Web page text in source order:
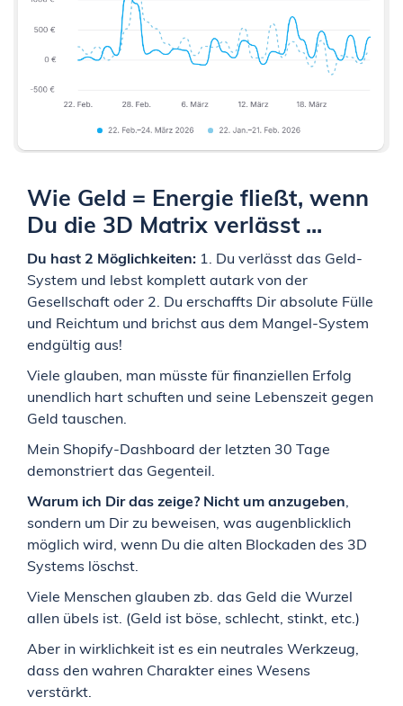
Wie Geld = Energie fließt, wenn
Du die 3D Matrix verlässt ...
Du hast 2 Möglichkeiten: 1. Du verlässt das Geld-
System und lebst komplett autark von der
Gesellschaft oder 2. Du erschaffts Dir absolute Fülle
und Reichtum und brichst aus dem Mangel-System
endgültig aus!
Viele glauben, man müsste für finanziellen Erfolg
unendlich hart schuften und seine Lebenszeit gegen
Geld tauschen.
Mein Shopify-Dashboard der letzten 30 Tage
demonstriert das Gegenteil.
Warum ich Dir das zeige? Nicht um anzugeben,
sondern um Dir zu beweisen, was augenblicklich
möglich wird, wenn Du die alten Blockaden des 3D
Systems löschst.
Viele Menschen glauben zb. das Geld die Wurzel
allen übels ist. (Geld ist böse, schlecht, stinkt, etc.)
Aber in wirklichkeit ist es ein neutrales Werkzeug,
dass den wahren Charakter eines Wesens
verstärkt.